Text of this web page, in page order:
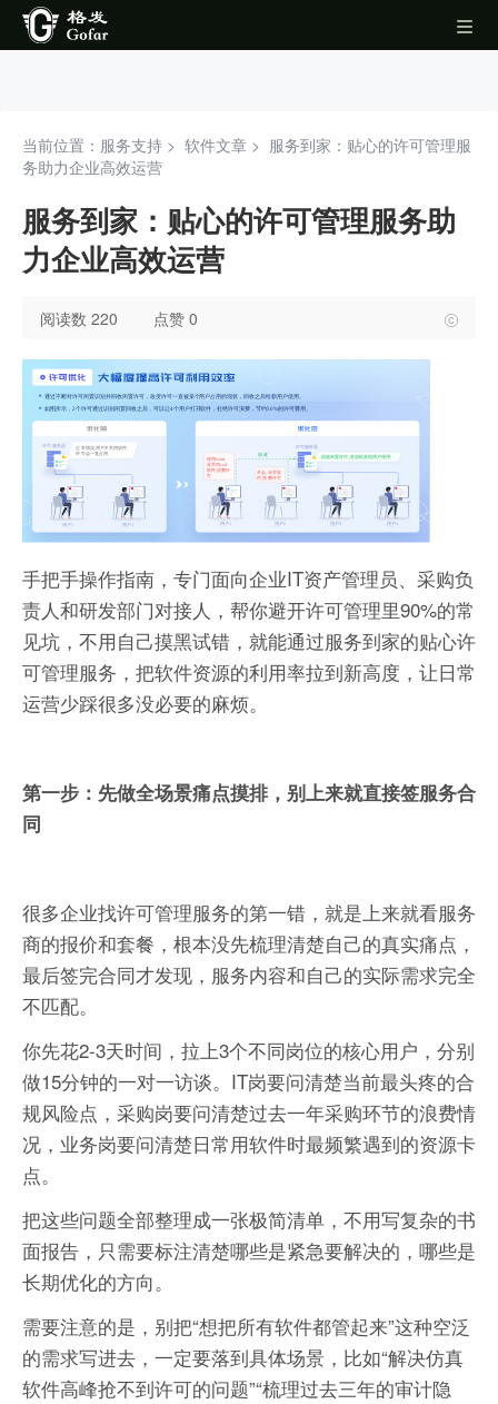
当前位置：服务支持 > 软件文章 > 服务到家：贴心的许可管理服
务助力企业高效运营
服务到家：贴心的许可管理服务助
力企业高效运营
阅读数 220 点赞 0
手把手操作指南，专门面向企业IT资产管理员、采购负
责人和研发部门对接人，帮你避开许可管理里90%的常
见坑，不用自己摸黑试错，就能通过服务到家的贴心许
可管理服务，把软件资源的利用率拉到新高度，让日常
运营少踩很多没必要的麻烦。
第一步：先做全场景痛点摸排，别上来就直接签服务合
同
很多企业找许可管理服务的第一错，就是上来就看服务
商的报价和套餐，根本没先梳理清楚自己的真实痛点，
最后签完合同才发现，服务内容和自己的实际需求完全
不匹配。
你先花2-3天时间，拉上3个不同岗位的核心用户，分别
做15分钟的一对一访谈。IT岗要问清楚当前最头疼的合
规风险点，采购岗要问清楚过去一年采购环节的浪费情
况，业务岗要问清楚日常用软件时最频繁遇到的资源卡
点。
把这些问题全部整理成一张极简清单，不用写复杂的书
面报告，只需要标注清楚哪些是紧急要解决的，哪些是
长期优化的方向。
需要注意的是，别把“想把所有软件都管起来”这种空泛
的需求写进去，一定要落到具体场景，比如“解决仿真
软件高峰抢不到许可的问题”“梳理过去三年的审计隐